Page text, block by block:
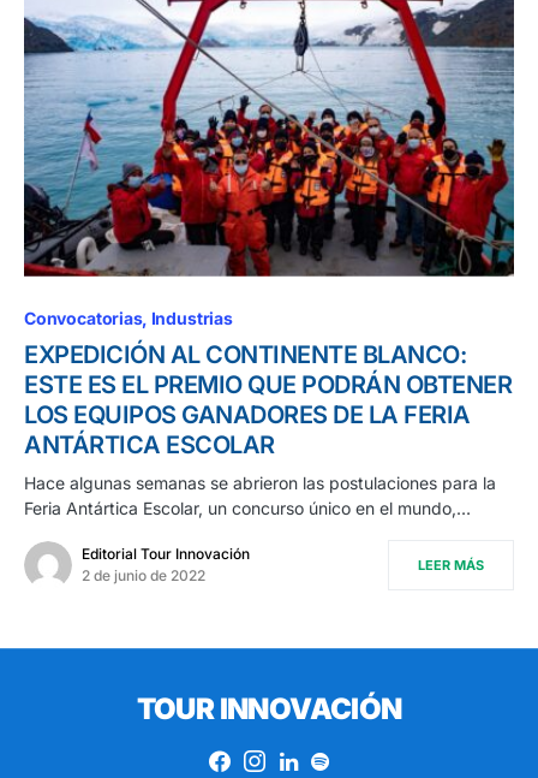
Convocatorias Industrias
EXPEDICIÓN AL CONTINENTE BLANCO:
ESTE ES EL PREMIO QUE PODRÁN OBTENER
LOS EQUIPOS GANADORES DE LA FERIA
ANTÁRTICA ESCOLAR
Hace algunas semanas se abrieron las postulaciones para la
Feria Antártica Escolar, un concurso único en el mundo,…
Editorial Tour Innovación
2 de junio de 2022
LEER MÁS
TOUR INNOVACIÓN